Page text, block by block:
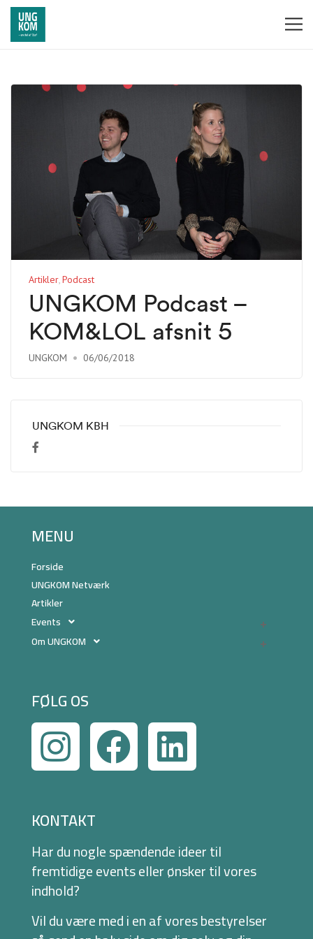
Artikler Podcast
UNGKOM Podcast –
KOM&LOL afsnit 5
UNGKOM 06/06/2018
UNGKOM KBH
MENU
Forside
UNGKOM Netværk
Artikler
Events
Om UNGKOM
FØLG OS
KONTAKT
Har du nogle spændende ideer til
fremtidige events eller ønsker til vores
indhold?
Vil du være med i en af vores bestyrelser